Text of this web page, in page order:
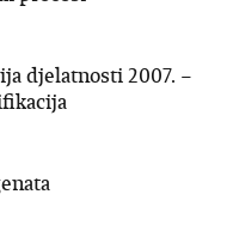
djelatnosti 2007. –